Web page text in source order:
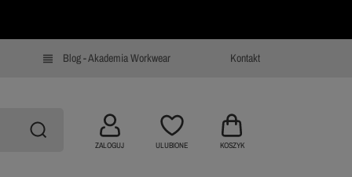
view_headline Blog - Akademia Workwear Kontakt
ZALOGUJ ULUBIONE KOSZYK